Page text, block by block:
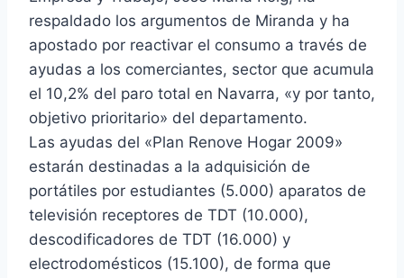
respaldado los argumentos de Miranda y ha
apostado por reactivar el consumo a través de
ayudas a los comerciantes, sector que acumula
el 10,2% del paro total en Navarra, «y por tanto,
objetivo prioritario» del departamento.
Las ayudas del «Plan Renove Hogar 2009»
estarán destinadas a la adquisición de
portátiles por estudiantes (5.000) aparatos de
televisión receptores de TDT (10.000),
descodificadores de TDT (16.000) y
electrodomésticos (15.100), de forma que